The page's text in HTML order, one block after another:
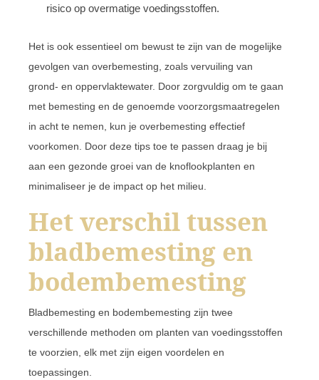
risico op overmatige voedingsstoffen.
Het is ook essentieel om bewust te zijn van de mogelijke
gevolgen van overbemesting, zoals vervuiling van
grond- en oppervlaktewater. Door zorgvuldig om te gaan
met bemesting en de genoemde voorzorgsmaatregelen
in acht te nemen, kun je overbemesting effectief
voorkomen. Door deze tips toe te passen draag je bij
aan een gezonde groei van de knoflookplanten en
minimaliseer je de impact op het milieu.
Het verschil tussen
bladbemesting en
bodembemesting
Bladbemesting en bodembemesting zijn twee
verschillende methoden om planten van voedingsstoffen
te voorzien, elk met zijn eigen voordelen en
toepassingen.